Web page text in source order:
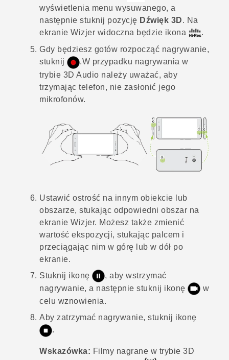
wyświetlenia menu wysuwanego, a
następnie stuknij pozycję Dźwięk 3D. Na
ekranie Wizjer widoczna będzie ikona
.
Gdy będziesz gotów rozpocząć nagrywanie,
stuknij
.W przypadku nagrywania w
trybie 3D Audio należy uważać, aby
trzymając telefon, nie zasłonić jego
mikrofonów.
Ustawić ostrość na innym obiekcie lub
obszarze, stukając odpowiedni obszar na
ekranie Wizjer. Możesz także zmienić
wartość ekspozycji, stukając palcem i
przeciągając nim w górę lub w dół po
ekranie.
Stuknij ikonę
, aby wstrzymać
nagrywanie, a następnie stuknij ikonę
w
celu wznowienia.
Aby zatrzymać nagrywanie, stuknij ikonę
.
Wskazówka: Filmy nagrane w trybie 3D